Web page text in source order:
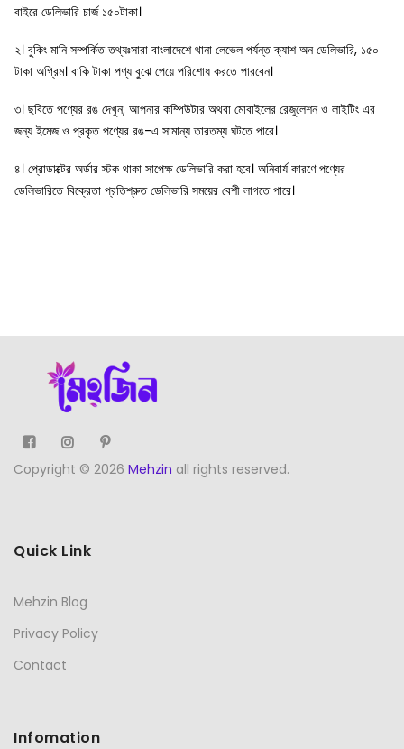
বাইরে ডেলিভারি চার্জ ১৫০টাকা।
২। বুকিং মানি সম্পর্কিত তথ্যঃসারা বাংলাদেশে থানা লেভেল পর্যন্ত ক্যাশ অন ডেলিভারি, ১৫০
টাকা অগ্রিম। বাকি টাকা পণ্য বুঝে পেয়ে পরিশোধ করতে পারবেন।
৩। ছবিতে পণ্যের রঙ দেখুন; আপনার কম্পিউটার অথবা মোবাইলের রেজুলেশন ও লাইটিং এর
জন্য ইমেজ ও প্রকৃত পণ্যের রঙ-এ সামান্য তারতম্য ঘটতে পারে।
৪। প্রোডাক্টের অর্ডার স্টক থাকা সাপেক্ষ ডেলিভারি করা হবে। অনিবার্য কারণে পণ্যের
ডেলিভারিতে বিক্রেতা প্রতিশ্রুত ডেলিভারি সময়ের বেশী লাগতে পারে।
Copyright © 2026 Mehzin all rights reserved.
Quick Link
Mehzin Blog
Privacy Policy
Contact
Infomation